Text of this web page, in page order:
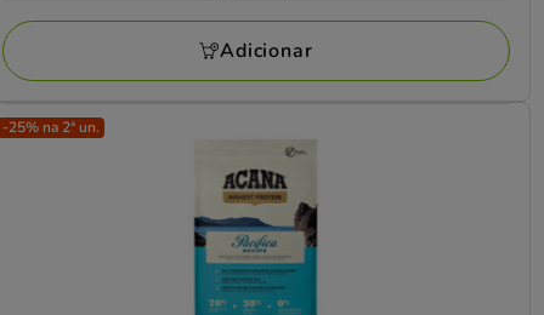
avaliações
146.39€
Adicionar
-25% na 2ª un.